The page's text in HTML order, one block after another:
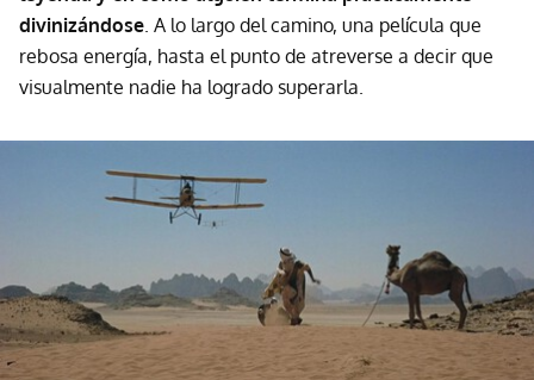
divinizándose. A lo largo del camino, una película que
rebosa energía, hasta el punto de atreverse a decir que
visualmente nadie ha logrado superarla.